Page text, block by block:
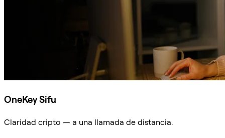
OneKey Sifu
Claridad cripto — a una llamada de distancia.